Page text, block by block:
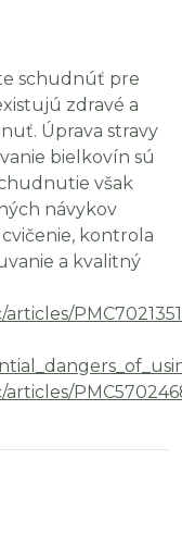
schudnúť pre
zdravé a
Úprava stravy
bielkovín sú
však
návykov
kontrola
a kvalitný